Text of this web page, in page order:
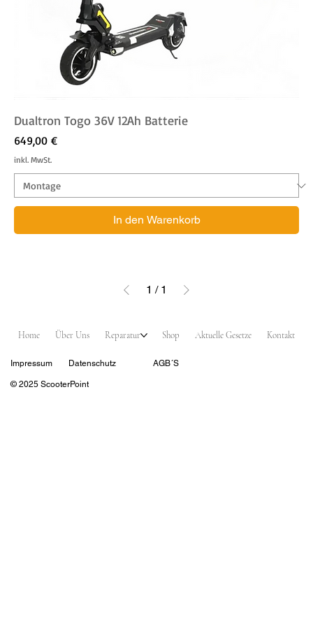
Dualtron Togo 36V 12Ah Batterie
Preis
649,00 €
inkl. MwSt.
In den Warenkorb
1 / 1
Home Über Uns Reparatur Shop Aktuelle Gesetze Kontakt
Impressum Datenschutz AGB´S
© 2025 ScooterPoint